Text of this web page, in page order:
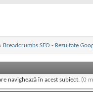
Breadcrumbs SEO - Rezultate
navighează în acest subiect. (0